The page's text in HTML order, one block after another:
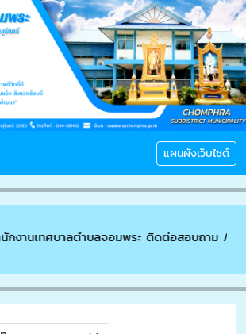
แผนผังเว็บไซต์
งานเทศบาลตำบลจอมพระ ติดต่อสอบถาม // โ